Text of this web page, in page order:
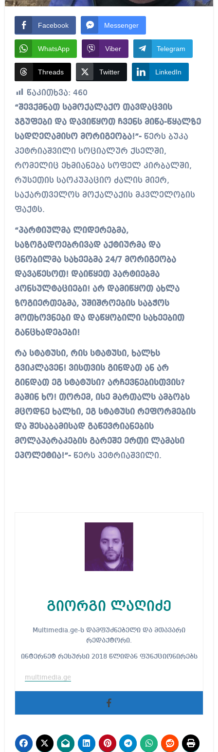
Facebook Messenger
WhatsApp Viber Telegram
Threads Twitter LinkedIn
წაკითხვა: 460
“შევქმნათ სამოქალაქო თავდაცვის
ჯგუფები და დავიწყოთ ჩვენს მიწა-წყალზე
სადღეღამისო მორიგეობა!”-წერს ბუკა
პეტრიაშვილი სოციალურ ქსელში,
რომელიც ეხმიანება სოფელ კირბალში,
რუსეთის საოკუპაციო ძალის მიერ,
საქართველოს მოქალაქის მკვლელობის
ფაქტს.
“პარტიულმა ლიდერებმა,
საზოგადოებრივად აქტიურმა და
ცნობილმა სახეებმა 24/7 მორიგეობა
დავაწესოთ! დაიწყეთ პარტიებმა
კონსულტაციები! არ დამიწყოთ ახლა
ზოგიერთებმა, უშიშროების საბჭოს
მოთხოვნები და დაწყობილი სახეებით
განცხადებები!
რა სტატუსი, რის სტატუსი, ხალხს
გვიკლავენ! ვისთვის გინდათ ან არ
გინდათ ეგ სტატუსი? არჩევნებისთვის?
მაშინ ხო! თორემ, ისე მართალს ამბობს
მცოდნე ხალხი, ეგ სტატუსი რეფორმების
და შესაბამისად გაწევრიანების
მოლაპარაკების გარეშე ერთი ლამასი
ეპოლეტია!”-წერს პეტრიაშვილი.
გიორგი ლაღიძე
Multimedia.ge-ს დამფუძნებელი და მთავარი
რედაქტორი.
ინტერნეტ რესურსი 2018 წლიდან ფუნქციონირებს
multimedia.ge